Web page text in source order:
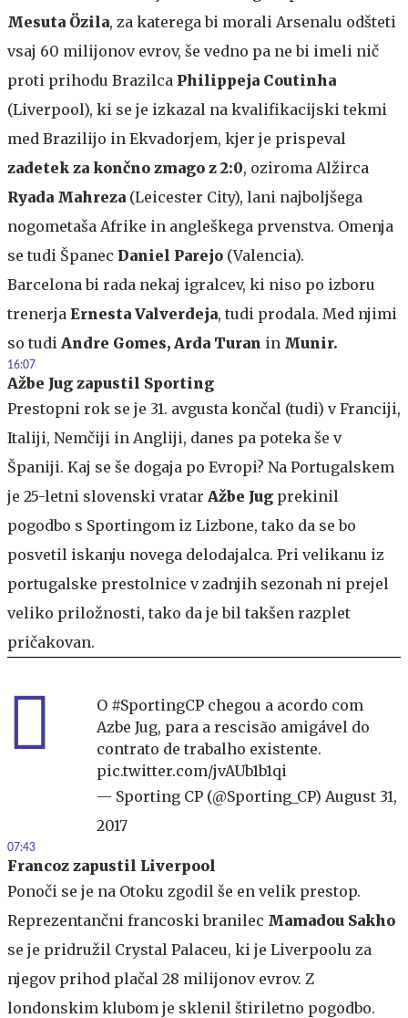
Mesuta Özila, za katerega bi morali Arsenalu odšteti
vsaj 60 milijonov evrov, še vedno pa ne bi imeli nič
proti prihodu Brazilca Philippeja Coutinha
(Liverpool), ki se je izkazal na kvalifikacijski tekmi
med Brazilijo in Ekvadorjem, kjer je prispeval
zadetek za končno zmago z 2:0, oziroma Alžirca
Ryada Mahreza (Leicester City), lani najboljšega
nogometaša Afrike in angleškega prvenstva. Omenja
se tudi Španec Daniel Parejo (Valencia).
Barcelona bi rada nekaj igralcev, ki niso po izboru
trenerja Ernesta Valverdeja, tudi prodala. Med njimi
so tudi Andre Gomes, Arda Turan in Munir.
16:07
Ažbe Jug zapustil Sporting
Prestopni rok se je 31. avgusta končal (tudi) v Franciji,
Italiji, Nemčiji in Angliji, danes pa poteka še v
Španiji. Kaj se še dogaja po Evropi? Na Portugalskem
je 25-letni slovenski vratar Ažbe Jug prekinil
pogodbo s Sportingom iz Lizbone, tako da se bo
posvetil iskanju novega delodajalca. Pri velikanu iz
portugalske prestolnice v zadnjih sezonah ni prejel
veliko priložnosti, tako da je bil takšen razplet
pričakovan.
O #SportingCP chegou a acordo com
Azbe Jug, para a rescisão amigável do
contrato de trabalho existente.
pic.twitter.com/jvAUb1b1qi
— Sporting CP (@Sporting_CP) August 31,
2017
07:43
Francoz zapustil Liverpool
Ponoči se je na Otoku zgodil še en velik prestop.
Reprezentančni francoski branilec Mamadou Sakho
se je pridružil Crystal Palaceu, ki je Liverpoolu za
njegov prihod plačal 28 milijonov evrov. Z
londonskim klubom je sklenil štiriletno pogodbo.